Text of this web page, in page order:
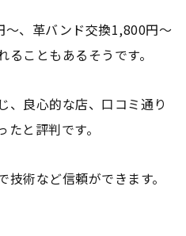
、革バンド交換1,800円〜
こともあるそうです。
、良心的な店、口コミ通り
と評判です。
術など信頼ができます。